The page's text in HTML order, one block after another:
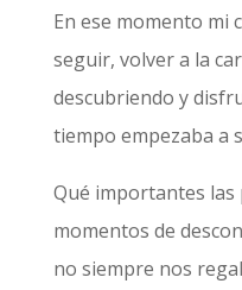
En ese momento mi
seguir, volver a la
descubriendo y
tiempo empezaba a
Qué importantes las
momentos de
no siempre nos